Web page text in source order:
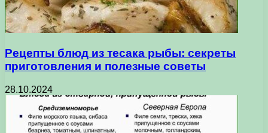
Рецепты блюд из тесака рыбы: секреты
приготовления и полезные советы
28.10.2024